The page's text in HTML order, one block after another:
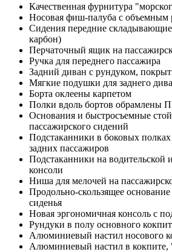
Качественная фурнитура
Носовая фиш-палуба с объемным
Сидения передние
карбон)
Перчаточный ящик на
Ручка для переднего пассажира
Задний диван с рундуком,
Мягкие подушки для заднего
Борта оклеены карпетом
Полки вдоль бортов обрамлены
Основания и быстросъемные
пассажирского сидений
Подстаканники в боковых
задних пассажиров
Подстаканники на водительской
консоли
Ниша для мелочей на
Продольно-скользящее основание
сиденья
Новая эргономичная консоль с
Рундуки в полу основного
Алюминиевый настил носового
Алюминиевый настил в кокпите,